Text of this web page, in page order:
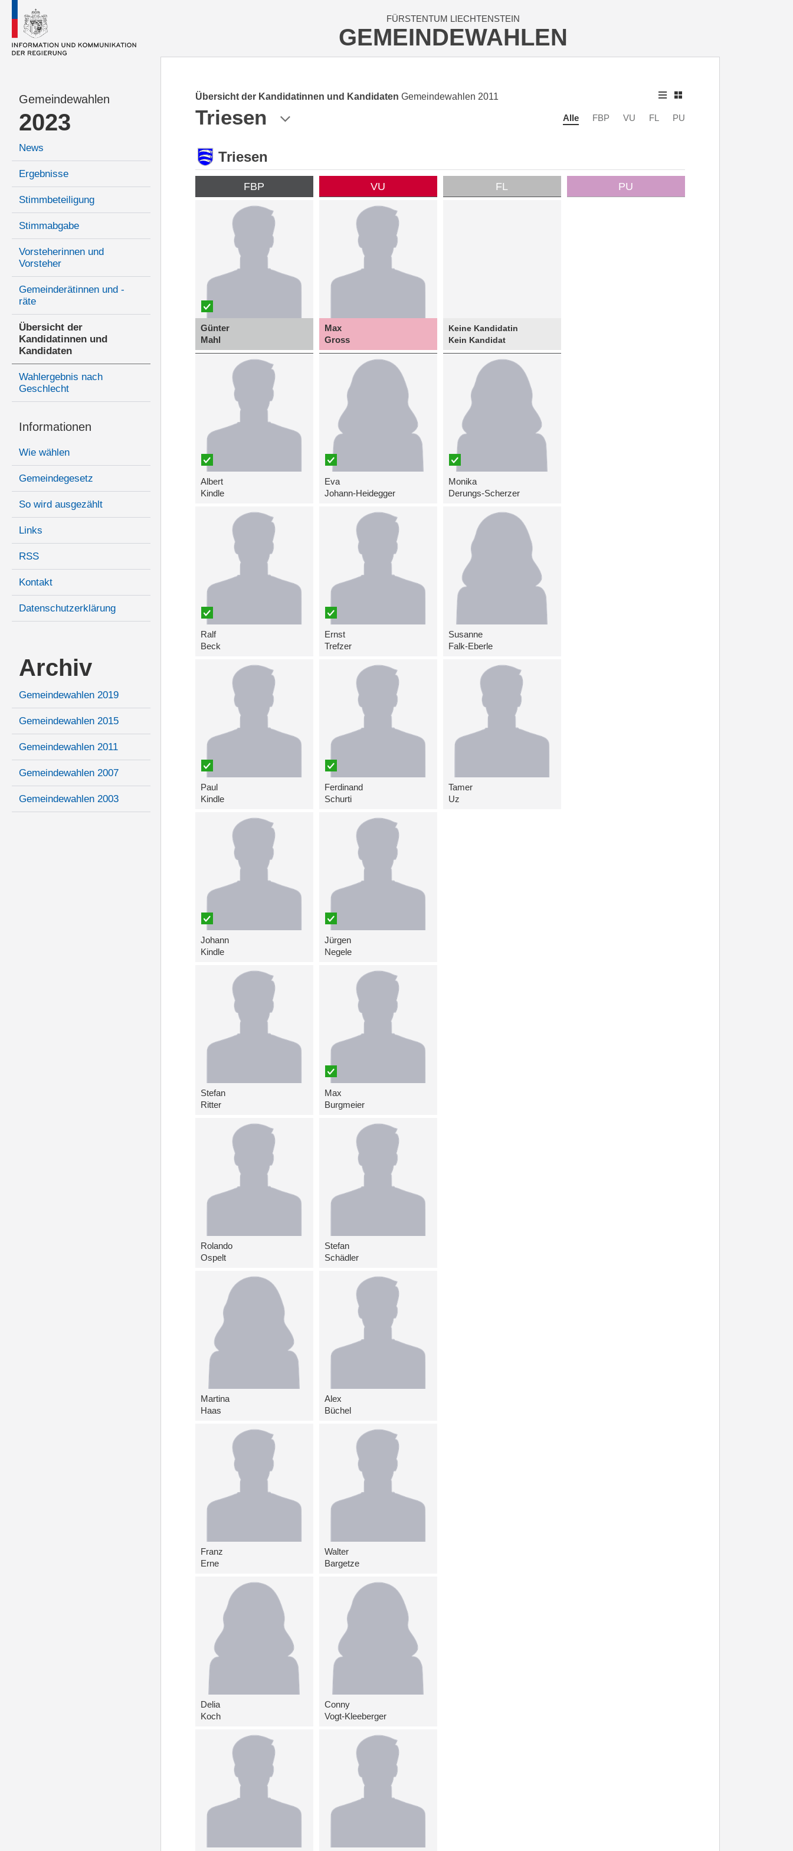
FÜRSTENTUM LIECHTENSTEIN
GEMEINDEWAHLEN
Gemeindewahlen
2023
News
Ergebnisse
Stimmbeteiligung
Stimmabgabe
Vorsteherinnen und
Vorsteher
Gemeinderätinnen und -
räte
Übersicht der
Kandidatinnen und
Kandidaten
Wahlergebnis nach
Geschlecht
Informationen
Wie wählen
Gemeindegesetz
So wird ausgezählt
Links
RSS
Kontakt
Datenschutzerklärung
Archiv
Gemeindewahlen 2019
Gemeindewahlen 2015
Gemeindewahlen 2011
Gemeindewahlen 2007
Gemeindewahlen 2003
Übersicht der Kandidatinnen und Kandidaten Gemeindewahlen 2011
Triesen Alle FBP VU FL PU
Triesen
FBP
Günter
Mahl
Albert
Kindle
Ralf
Beck
Paul
Kindle
Johann
Kindle
Stefan
Ritter
Rolando
Ospelt
Martina
Haas
Franz
Erne
Delia
Koch
VU
Max
Gross
Eva
Johann-Heidegger
Ernst
Trefzer
Ferdinand
Schurti
Jürgen
Negele
Max
Burgmeier
Stefan
Schädler
Alex
Büchel
Walter
Bargetze
Conny
Vogt-Kleeberger
FL
Keine Kandidatin
Kein Kandidat
Monika
Derungs-Scherzer
Susanne
Falk-Eberle
Tamer
Uz
PU